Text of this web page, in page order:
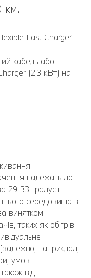
км.
Fast Charger
кабель або
(2,3 кВт) на
і
належать до
29-33 градусів
середовища з
винятком
таких як обігрів
наприклад,
умов
від